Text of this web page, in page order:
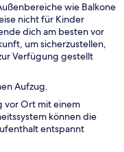
wie Balkone
nicht für Kinder
dich am besten vor
um sicherzustellen,
Verfügung gestellt
Aufzug.
vor Ort mit einem
können die
entspannt